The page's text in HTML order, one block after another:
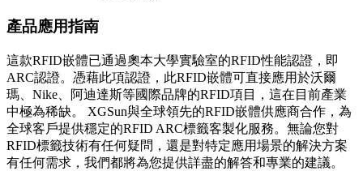
產品應用指南
這款RFID嵌體已通過奧本大學實驗室的RFID性能認證，即
ARC認證。憑藉此項認證，此RFID嵌體可直接應用於沃爾
瑪、Nike、阿迪達斯等國際品牌的RFID項目，這在目前產業
中極為稀缺。 XGSun與全球領先的RFID嵌體供應商合作，為
全球客戶提供穩定的RFID ARC標籤客製化服務。無論您對
RFID標籤技術有任何疑問，還是對特定應用場景的解決方案
有任何需求，我們都將為您提供詳盡的解答和專業的建議。